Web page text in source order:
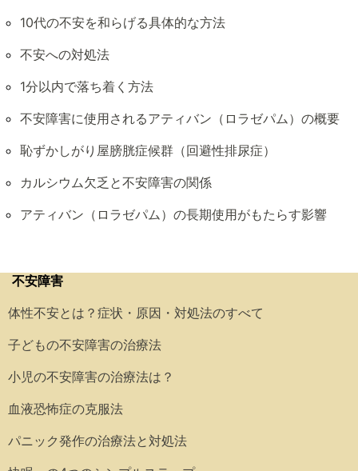
10代の不安を和らげる具体的な方法
不安への対処法
1分以内で落ち着く方法
不安障害に使用されるアティバン（ロラゼパム）の概要
恥ずかしがり屋膀胱症候群（回避性排尿症）
カルシウム欠乏と不安障害の関係
アティバン（ロラゼパム）の長期使用がもたらす影響
不安障害
体性不安とは？症状・原因・対処法のすべて
子どもの不安障害の治療法
小児の不安障害の治療法は？
血液恐怖症の克服法
パニック発作の治療法と対処法